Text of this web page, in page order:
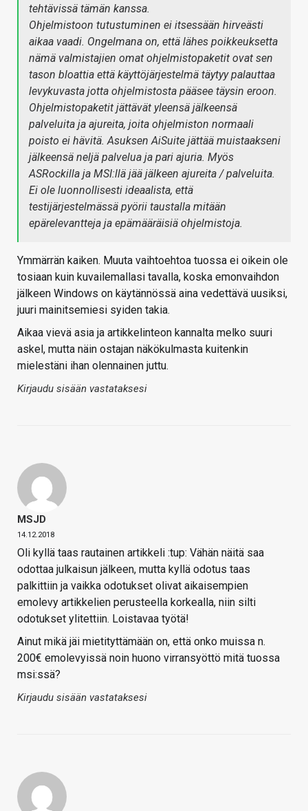
tehtävissä tämän kanssa.
Ohjelmistoon tutustuminen ei itsessään hirveästi
aikaa vaadi. Ongelmana on, että lähes poikkeuksetta
nämä valmistajien omat ohjelmistopaketit ovat sen
tason bloattia että käyttöjärjestelmä täytyy palauttaa
levykuvasta jotta ohjelmistosta pääsee täysin eroon.
Ohjelmistopaketit jättävät yleensä jälkeensä
palveluita ja ajureita, joita ohjelmiston normaali
poisto ei hävitä. Asuksen AiSuite jättää muistaakseni
jälkeensä neljä palvelua ja pari ajuria. Myös
ASRockilla ja MSI:llä jää jälkeen ajureita / palveluita.
Ei ole luonnollisesti ideaalista, että
testijärjestelmässä pyörii taustalla mitään
epärelevantteja ja epämääräisiä ohjelmistoja.
Ymmärrän kaiken. Muuta vaihtoehtoa tuossa ei oikein ole
tosiaan kuin kuvailemallasi tavalla, koska emonvaihdon
jälkeen Windows on käytännössä aina vedettävä uusiksi,
juuri mainitsemiesi syiden takia.
Aikaa vievä asia ja artikkelinteon kannalta melko suuri
askel, mutta näin ostajan näkökulmasta kuitenkin
mielestäni ihan olennainen juttu.
Kirjaudu sisään vastataksesi
MSJD
14.12.2018
Oli kyllä taas rautainen artikkeli :tup: Vähän näitä saa
odottaa julkaisun jälkeen, mutta kyllä odotus taas
palkittiin ja vaikka odotukset olivat aikaisempien
emolevy artikkelien perusteella korkealla, niin silti
odotukset ylitettiin. Loistavaa työtä!
Ainut mikä jäi mietityttämään on, että onko muissa n.
200€ emolevyissä noin huono virransyöttö mitä tuossa
msi:ssä?
Kirjaudu sisään vastataksesi